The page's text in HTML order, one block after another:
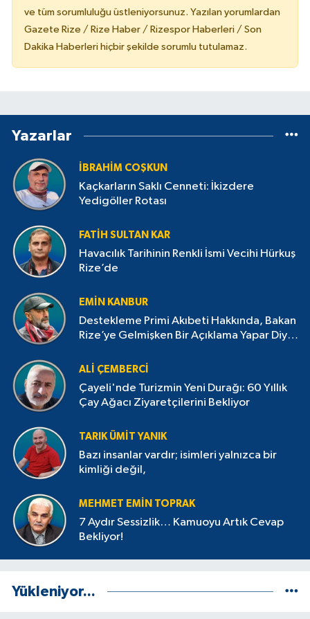
ve tüm sorumluluğu üstleniyorsunuz. Yazılan yorumlardan
Gazete Rize / Rize Haber / Rizespor Haberleri / Son
Dakika Haberleri hiçbir şekilde sorumlu tutulamaz.
Yazarlar
İBRAHIM COŞKUN
Kaçkarların Saklı Cenneti: İkizdere
Yedigöller Rotası
FATIH SULTAN KAR
Havacılık Tarihinin Renkli İsmi Vecihi Hürkuş
Rize’de
EMIN KANBUR
Destekleme Primi Akıbeti Hakkında, Bakan
Rize’ye Gelmişken Bir Açıklama Yapar Diye
ALI ÇEMBERCI
Çayeli'nde Turizmin Yeni Durağı: 60 Yıllık
Çay Ağacı Ziyaretçilerini Bekliyor
TARIK ÜMIT YANIK
Bazı insanlar vardır; isimleri yalnızca bir
kimliği değil,
MEHMET EMIN TOPRAK
7 Aydır Sessizlik… Kamuoyu Artık Cevap
Bekliyor!
Yükleniyor...